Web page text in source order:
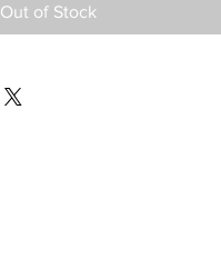
Out of Stock